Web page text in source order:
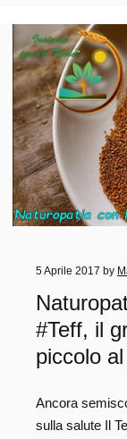
5 Aprile 2017 by
#Teff, il
piccolo
Ancora
sulla salute Il